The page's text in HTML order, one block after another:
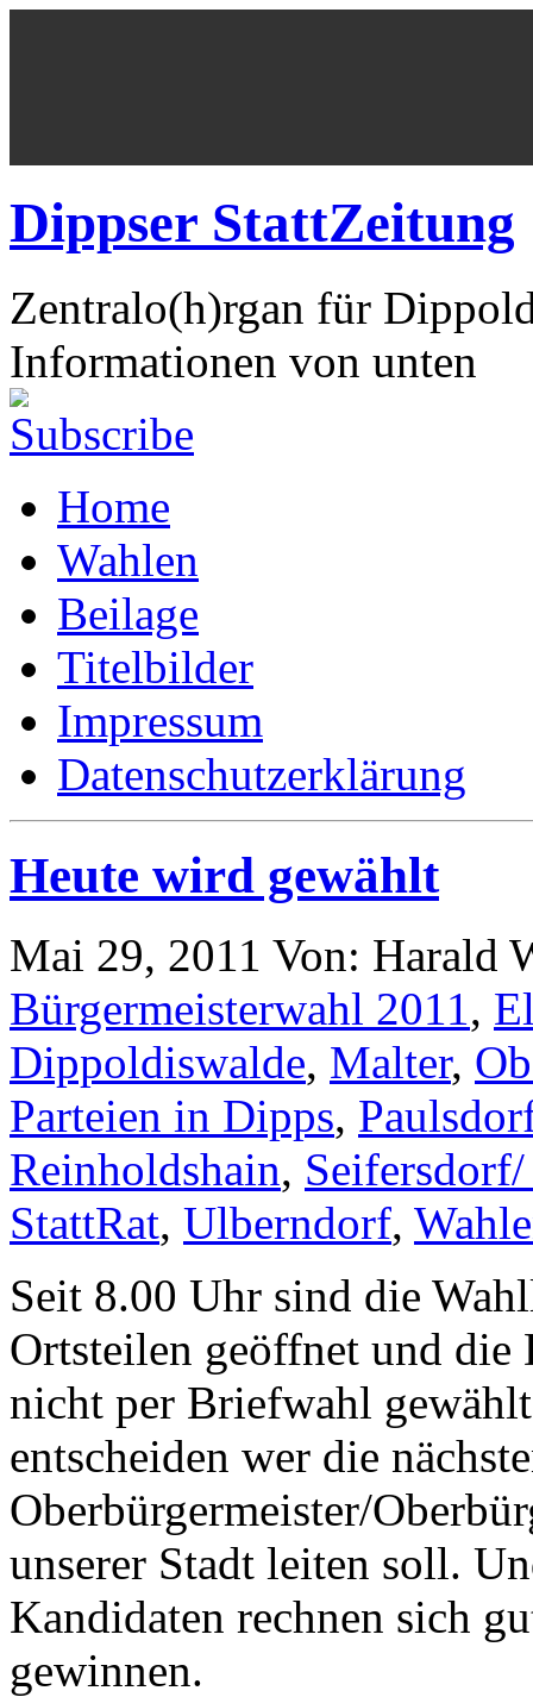
Dippser StattZeitung
Zentralo(h)rgan für
Informationen von unten
Home
Wahlen
Beilage
Titelbilder
Impressum
Datenschutzerklärung
Heute wird gewählt
Mai 29, 2011 Von: Harald
Bürgermeisterwahl 2011,
Dippoldiswalde, Malter,
Parteien in Dipps,
Reinholdshain,
StattRat, Ulberndorf,
Seit 8.00 Uhr sind die
Ortsteilen geöffnet und die
nicht per Briefwahl
entscheiden wer die
Oberbürgermeister/
unserer Stadt leiten soll.
Kandidaten rechnen sich
gewinnen.